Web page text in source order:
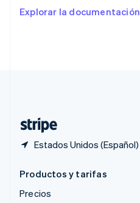
Explorar la documentación
Estados Unidos (Español)
English
Productos y tarifas
Precios